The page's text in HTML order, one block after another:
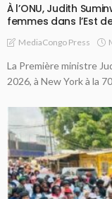
À l’ONU, Judith
femmes dans l’Est
MediaCongo Press
La Première ministre
2026, à New York à la